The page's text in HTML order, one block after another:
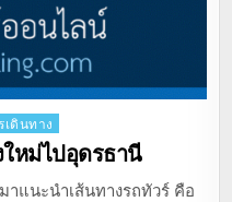
ดินทาง
ใหม่ไปอุดรธานี
แนะนำเส้นทางรถทัวร์ คือ